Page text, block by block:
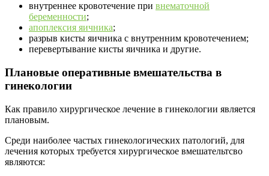
внутреннее кровотечение при внематочной
беременности;
апоплексия яичника;
разрыв кисты яичника с внутренним кровотечением;
перевертывание кисты яичника и другие.
Плановые оперативные вмешательства в
гинекологии
Как правило хирургическое лечение в гинекологии является
плановым.
Среди наиболее частых гинекологических патологий, для
лечения которых требуется хирургическое вмешательтсво
являются: